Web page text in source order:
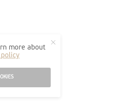
more about